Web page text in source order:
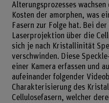
Alterungsprozesses
Kosten der amorphen, was
Fasern zur Folge hat. Bei
Laserprojektion über die
sich je nach Kristallinität
verschwinden. Diese
einer Kamera erfassen und
aufeinander folgender
Charakterisierung des
Cellulosefasern, welcher